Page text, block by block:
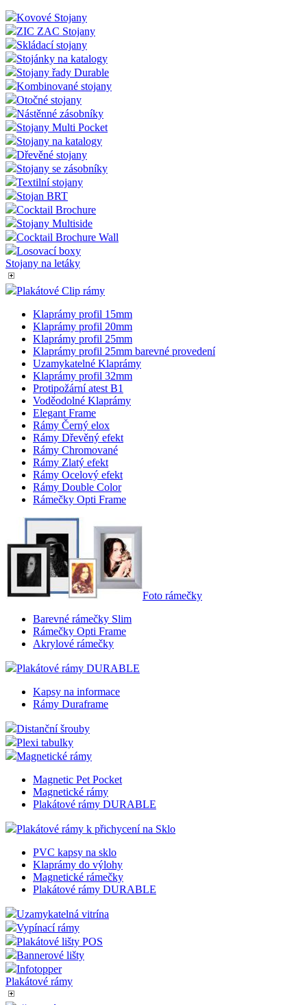
Kovové Stojany
ZIC ZAC Stojany
Skládací stojany
Stojánky na katalogy
Stojany řady Durable
Kombinované stojany
Otočné stojany
Nástěnné zásobníky
Stojany Multi Pocket
Stojany na katalogy
Dřevěné stojany
Stojany se zásobníky
Textilní stojany
Stojan BRT
Cocktail Brochure
Stojany Multiside
Cocktail Brochure Wall
Losovací boxy
Stojany na letáky
Plakátové Clip rámy
Klaprámy profil 15mm
Klaprámy profil 20mm
Klaprámy profil 25mm
Klaprámy profil 25mm barevné provedení
Uzamykatelné Klaprámy
Klaprámy profil 32mm
Protipožární atest B1
Voděodolné Klaprámy
Elegant Frame
Rámy Černý elox
Rámy Dřevěný efekt
Rámy Chromované
Rámy Zlatý efekt
Rámy Ocelový efekt
Rámy Double Color
Rámečky Opti Frame
Foto rámečky
Barevné rámečky Slim
Rámečky Opti Frame
Akrylové rámečky
Plakátové rámy DURABLE
Kapsy na informace
Rámy Duraframe
Distanční šrouby
Plexi tabulky
Magnetické rámy
Magnetic Pet Pocket
Magnetické rámy
Plakátové rámy DURABLE
Plakátové rámy k přichycení na Sklo
PVC kapsy na sklo
Klaprámy do výlohy
Magnetické rámečky
Plakátové rámy DURABLE
Uzamykatelná vitrína
Vypínací rámy
Plakátové lišty POS
Bannerové lišty
Infotopper
Plakátové rámy